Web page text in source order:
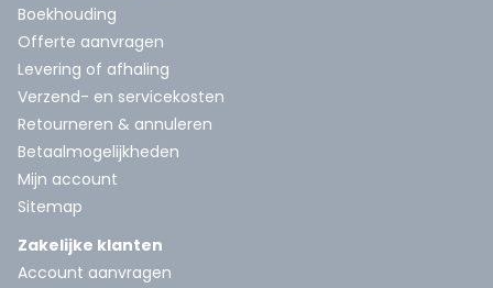
Boekhouding
Offerte aanvragen
Levering of afhaling
Verzend- en servicekosten
Retourneren & annuleren
Betaalmogelijkheden
Mijn account
Sitemap
Zakelijke klanten
Account aanvragen